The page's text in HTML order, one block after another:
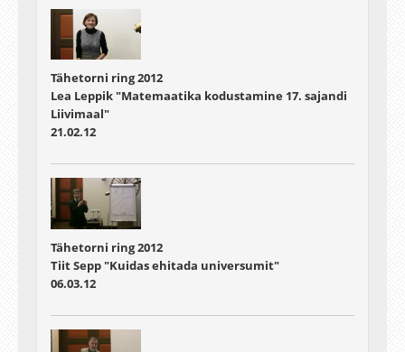
Tähetorni ring 2012
Lea Leppik "Matemaatika kodustamine 17. sajandi
Liivimaal"
21.02.12
Tähetorni ring 2012
Tiit Sepp "Kuidas ehitada universumit"
06.03.12